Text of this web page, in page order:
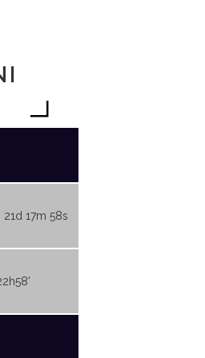
21d 17m 58s